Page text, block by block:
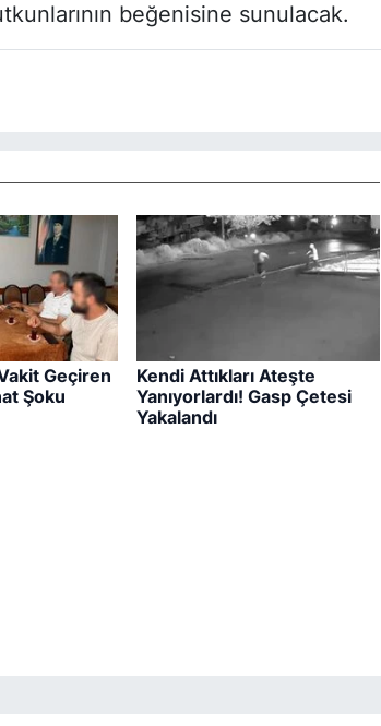
beğenisine sunulacak.
Geçiren
Şoku
Kendi Attıkları Ateşte
Yanıyorlardı! Gasp Çetesi
Yakalandı